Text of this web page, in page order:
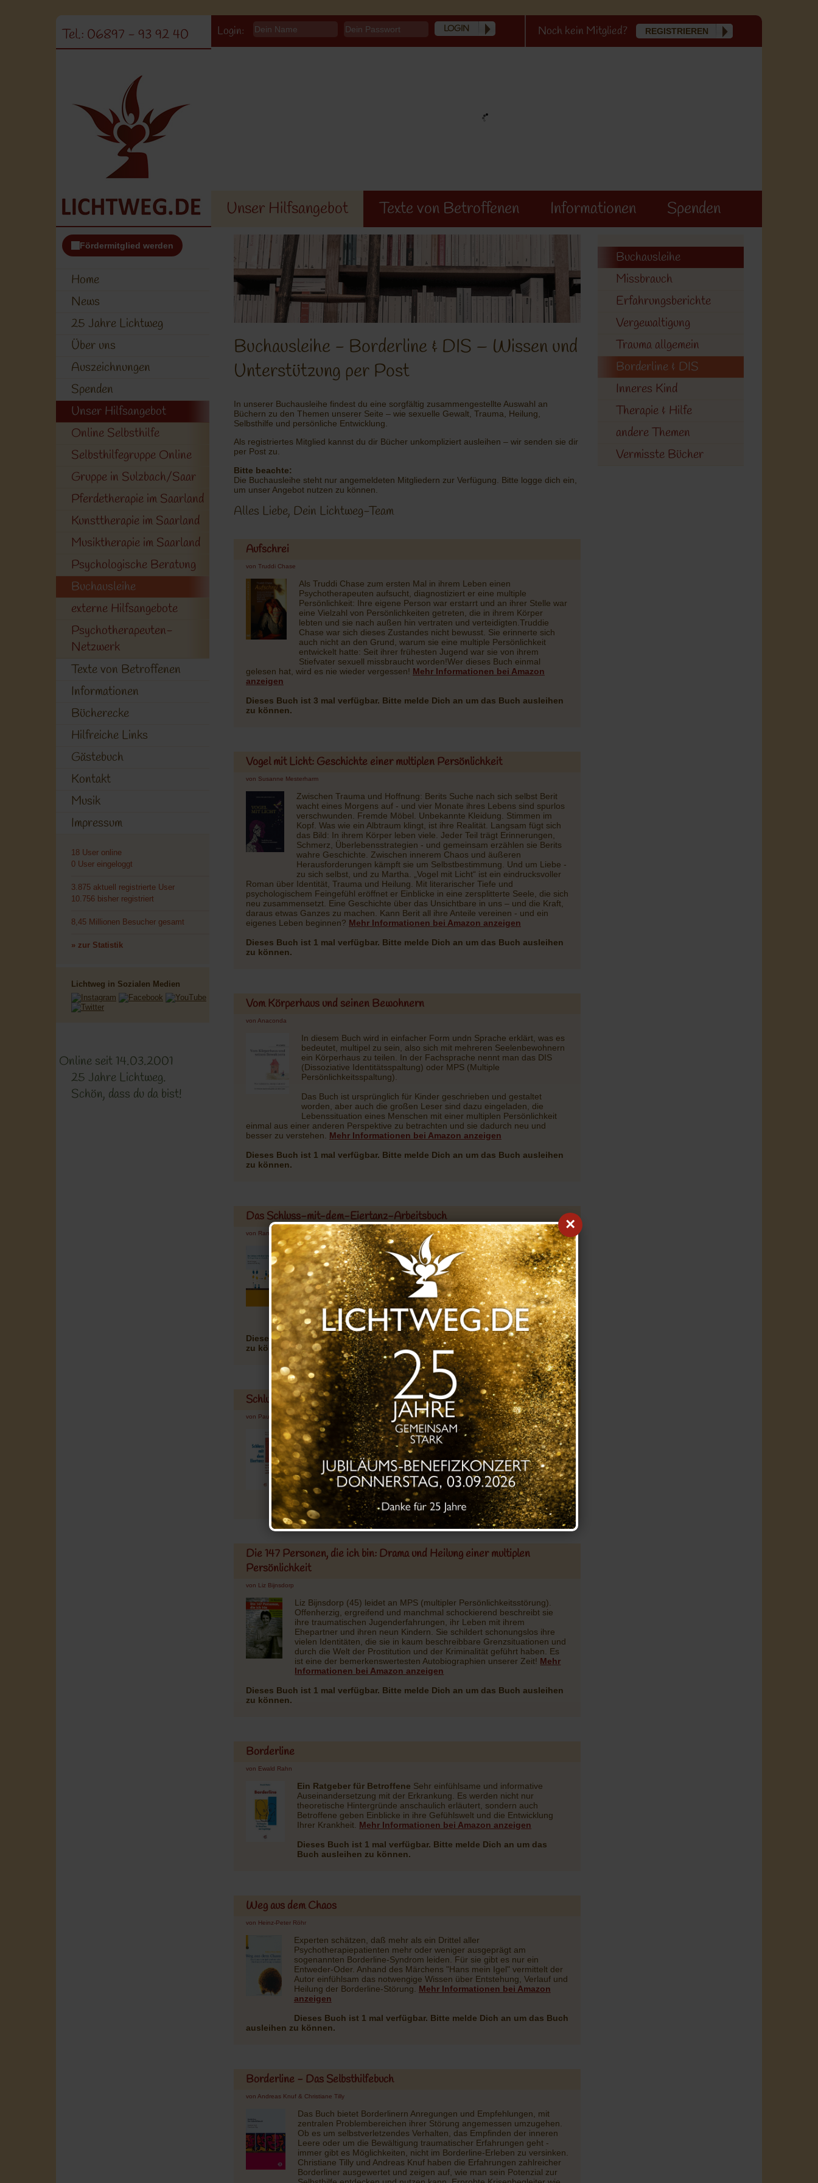
×
Tel.: 06897 - 93 92 40 Login: Noch kein Mitglied? REGISTRIEREN
Unser Hilfsangebot Texte von Betroffenen Informationen Spenden
Home
News
25 Jahre Lichtweg
Über uns
Auszeichnungen
Spenden
Unser Hilfsangebot
Online Selbsthilfe
Selbsthilfegruppe Online
Gruppe in Sulzbach/Saar
Pferdetherapie im Saarland
Kunsttherapie im Saarland
Musiktherapie im Saarland
Psychologische Beratung
Buchausleihe
externe Hilfsangebote
Psychotherapeuten-
Netzwerk
Texte von Betroffenen
Informationen
Bücherecke
Hilfreiche Links
Gästebuch
Kontakt
Musik
Impressum
18 User online
0 User eingeloggt
3.875 aktuell registrierte User
10.756 bisher registriert
8,45 Millionen Besucher gesamt
» zur Statistik
Lichtweg in Sozialen Medien
Online seit 14.03.2001
25 Jahre Lichtweg.
Schön, dass du da bist!
Buchausleihe - Borderline & DIS – Wissen und
Unterstützung per Post
In unserer Buchausleihe findest du eine sorgfältig zusammengestellte Auswahl an
Büchern zu den Themen unserer Seite – wie sexuelle Gewalt, Trauma, Heilung,
Selbsthilfe und persönliche Entwicklung.
Als registriertes Mitglied kannst du dir Bücher unkompliziert ausleihen – wir senden sie dir
per Post zu.
Bitte beachte:
Die Buchausleihe steht nur angemeldeten Mitgliedern zur Verfügung. Bitte logge dich ein,
um unser Angebot nutzen zu können.
Alles Liebe, Dein Lichtweg-Team
Aufschrei
von Truddi Chase
Als Truddi Chase zum ersten Mal in ihrem Leben einen
Psychotherapeuten aufsucht, diagnostiziert er eine multiple
Persönlichkeit: Ihre eigene Person war erstarrt und an ihrer Stelle war
eine Vielzahl von Persönlichkeiten getreten, die in ihrem Körper
lebten und sie nach außen hin vertraten und verteidigten.Truddie
Chase war sich dieses Zustandes nicht bewusst. Sie erinnerte sich
auch nicht an den Grund, warum sie eine multiple Persönlichkeit
entwickelt hatte: Seit ihrer frühesten Jugend war sie von ihrem
Stiefvater sexuell missbraucht worden!Wer dieses Buch einmal
gelesen hat, wird es nie wieder vergessen! Mehr Informationen bei Amazon
anzeigen
Dieses Buch ist 3 mal verfügbar. Bitte melde Dich an um das Buch ausleihen
zu können.
Vogel mit Licht: Geschichte einer multiplen Persönlichkeit
von Susanne Mesterharm
Zwischen Trauma und Hoffnung: Berits Suche nach sich selbst Berit
wacht eines Morgens auf - und vier Monate ihres Lebens sind spurlos
verschwunden. Fremde Möbel. Unbekannte Kleidung. Stimmen im
Kopf. Was wie ein Albtraum klingt, ist ihre Realität. Langsam fügt sich
das Bild: In ihrem Körper leben viele. Jeder Teil trägt Erinnerungen,
Schmerz, Überlebensstrategien - und gemeinsam erzählen sie Berits
wahre Geschichte. Zwischen innerem Chaos und äußeren
Herausforderungen kämpft sie um Selbstbestimmung. Und um Liebe -
zu sich selbst, und zu Martha. „Vogel mit Licht“ ist ein eindrucksvoller
Roman über Identität, Trauma und Heilung. Mit literarischer Tiefe und
psychologischem Feingefühl eröffnet er Einblicke in eine zersplitterte Seele, die sich
neu zusammensetzt. Eine Geschichte über das Unsichtbare in uns – und die Kraft,
daraus etwas Ganzes zu machen. Kann Berit all ihre Anteile vereinen - und ein
eigenes Leben beginnen? Mehr Informationen bei Amazon anzeigen
Dieses Buch ist 1 mal verfügbar. Bitte melde Dich an um das Buch ausleihen
zu können.
Vom Körperhaus und seinen Bewohnern
von Anaconda
In diesem Buch wird in einfacher Form undn Sprache erklärt, was es
bedeutet, multipel zu sein, also sich mit mehreren Seelenbewohnern
ein Körperhaus zu teilen. In der Fachsprache nennt man das DIS
(Dissoziative Identitätsspaltung) oder MPS (Multiple
Persönlichkeitsspaltung).
Das Buch ist ursprünglich für Kinder geschrieben und gestaltet
worden, aber auch die großen Leser sind dazu eingeladen, die
Lebenssituation eines Menschen mit einer multiplen Persönlichkeit
einmal aus einer anderen Perspektive zu betrachten und sie dadurch neu und
besser zu verstehen. Mehr Informationen bei Amazon anzeigen
Dieses Buch ist 1 mal verfügbar. Bitte melde Dich an um das Buch ausleihen
zu können.
Das Schluss-mit-dem-Eiertanz-Arbeitsbuch
von Randi Kreger
Ihrem Erfolgsbuch »Schluss mit dem Eiertanz« hat Randi Kreger ein
Arbeitsbuch folgen lassen, das nun in deutscher Übersetzung vorliegt.
Es ist eine hervorragende Ergänzung zum Ratgeber, weil hier Tests
und Übungen zusammengestellt wurden, die zum einen dabei helfen,
das eigene Verhalten besser zu erkennen, zum anderen Alternativen
bieten zu eingefahrenen Mustern im Umgang miteinander. Es soll
»Verstand und Gefühl miteinander zu verbinden«, schreibt Randi
Kreger.Mehr Informationen bei Amazon anzeigen
Dieses Buch ist 1 mal verfügbar. Bitte melde Dich an um das Buch ausleihen
zu können.
Schluss mit dem Eiertanz
von Paul T. Mason & Randi Kreger
Ein Ratgeber für Borderline- AngehörigeDas Buch zeichnet nicht
nur sehr genau das Schwanken zwischen Manie und Depression aus
der Perspektive des Protagonisten und Alter Egos des Autors nach,
sondern gibt auch ein detailgetreues Bild des Stationsalltags wieder.
Mehr Informationen bei Amazon anzeigen
Dieses Buch ist 1 mal verfügbar. Bitte melde Dich an um das
Buch ausleihen zu können.
Die 147 Personen, die ich bin: Drama und Heilung einer multiplen
Persönlichkeit
von Liz Bijnsdorp
Liz Bijnsdorp (45) leidet an MPS (multipler Persönlichkeitsstörung).
Offenherzig, ergreifend und manchmal schockierend beschreibt sie
ihre traumatischen Jugenderfahrungen, ihr Leben mit ihrem
Ehepartner und ihren neun Kindern. Sie schildert schonungslos ihre
vielen Identitäten, die sie in kaum beschreibbare Grenzsituationen und
durch die Welt der Prostitution und der Kriminalität geführt haben. Es
ist eine der bemerkenswertesten Autobiographien unserer Zeit! Mehr
Informationen bei Amazon anzeigen
Dieses Buch ist 1 mal verfügbar. Bitte melde Dich an um das Buch ausleihen
zu können.
Borderline
von Ewald Rahn
Ein Ratgeber für Betroffene Sehr einfühlsame und informative
Auseinandersetzung mit der Erkrankung. Es werden nicht nur
theoretische Hintergründe anschaulich erläutert, sondern auch
Betroffene geben Einblicke in ihre Gefühlswelt und die Entwicklung
Ihrer Krankheit. Mehr Informationen bei Amazon anzeigen
Dieses Buch ist 1 mal verfügbar. Bitte melde Dich an um das
Buch ausleihen zu können.
Weg aus dem Chaos
von Heinz-Peter Röhr
Experten schätzen, daß mehr als ein Drittel aller
Psychotherapiepatienten mehr oder weniger ausgeprägt am
sogenannten Borderline-Syndrom leiden. Für sie gibt es nur ein
Entweder-Oder. Anhand des Märchens "Hans mein Igel" vermittelt der
Autor einfühlsam das notwengige Wissen über Entstehung, Verlauf und
Heilung der Borderline-Störung. Mehr Informationen bei Amazon
anzeigen
Dieses Buch ist 1 mal verfügbar. Bitte melde Dich an um das Buch
ausleihen zu können.
Borderline - Das Selbsthilfebuch
von Andreas Knuf & Christiane Tilly
Das Buch bietet Borderlinern Anregungen und Empfehlungen, mit
zentralen Problembereichen ihrer Störung angemessen umzugehen.
Ob es um selbstverletzendes Verhalten, das Empfinden der inneren
Leere oder um die Bewältigung traumatischer Erfahrungen geht -
immer gibt es Möglichkeiten, nicht im Borderline-Erleben zu versinken.
Christiane Tilly und Andreas Knuf haben die Erfahrungen zahlreicher
Borderliner ausgewertet und zeigen auf, wie man sein Potenzial zur
Buchausleihe
Missbrauch
Erfahrungsberichte
Vergewaltigung
Trauma allgemein
Borderline & DIS
Inneres Kind
Therapie & Hilfe
andere Themen
Vermisste Bücher